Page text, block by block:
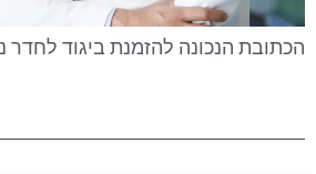
הכתובת הנכונה להזמנת ביגוד לחדר